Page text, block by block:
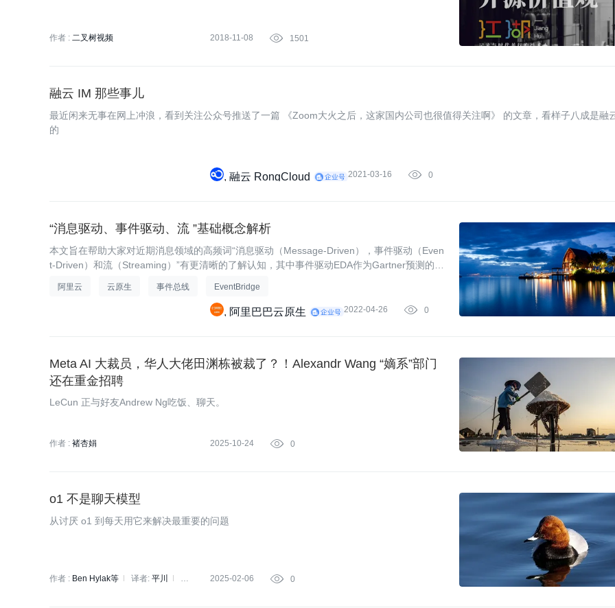
作者 : 二叉树视频 2018-11-08  1501
融云 IM 那些事儿
最近闲来无事在网上冲浪，看到关注公众号推送了一篇 《Zoom大火之后，这家国内公司也很值得关注啊》 的文章，看样子八成是融
的
融云 RongCloud 2021-03-16  0
“消息驱动、事件驱动、流 ”基础概念解析
本文旨在帮助大家对近期消息领域的高频词“消息驱动（Message-Driven），事件驱动（Even
t-Driven）和流（Streaming）”有更清晰的了解认知，其中事件驱动EDA作为Gartner预测的十
阿里云 云原生 事件总线 EventBridge
阿里巴巴云原生 2022-04-26  0
Meta AI 大裁员，华人大佬田渊栋被裁了？！Alexandr Wang “嫡系”部门
还在重金招聘
LeCun 正与好友Andrew Ng吃饭、聊天。
作者 : 褚杏娟 2025-10-24  0
o1 不是聊天模型
从讨厌 o1 到每天用它来解决最重要的问题
作者 : Ben Hylak等 译者: 平川
策
2025-02-06  0